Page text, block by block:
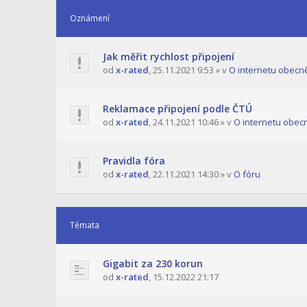
Oznámení
Jak měřit rychlost připojení
od x-rated,25.11.2021 9:53 » v O internetu
Reklamace připojení podle ČTÚ
od x-rated,24.11.2021 10:46» v O internetu
Pravidla fóra
od x-rated,22.11.2021 14:30» v O fóru
Témata
Gigabit za 230 korun
od x-rated, 15.12.2022 21:17